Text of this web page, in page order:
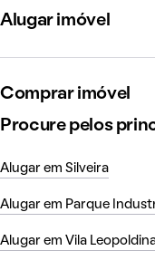
Alugar imóvel
Comprar imóvel
Procure pelos
Alugar em Silveira
Alugar em Parque
Alugar em Vila